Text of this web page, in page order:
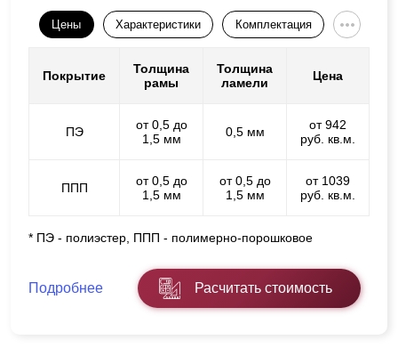
Цены Характеристики Комплектация
Покрытие
Толщина
рамы
Толщина
ламели
Цена
ПЭ
от 0,5 до
1,5 мм
0,5 мм
от 942
руб. кв.м.
ППП
от 0,5 до
1,5 мм
от 0,5 до
1,5 мм
от 1039
руб. кв.м.
* ПЭ - полиэстер, ППП - полимерно-порошковое
Подробнее Расчитать стоимость